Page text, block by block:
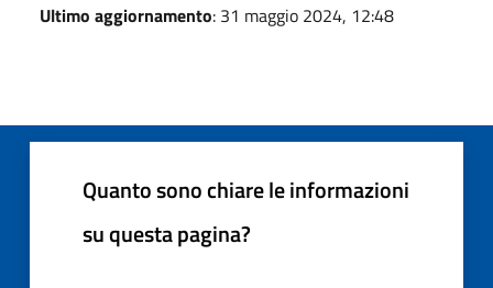
Ultimo aggiornamento: 31 maggio 2024, 12:48
Quanto sono chiare le informazioni
su questa pagina?